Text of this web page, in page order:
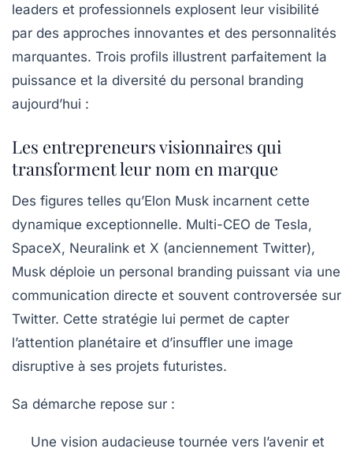
leaders et professionnels explosent leur visibilité
par des approches innovantes et des personnalités
marquantes. Trois profils illustrent parfaitement la
puissance et la diversité du personal branding
aujourd’hui :
Les entrepreneurs visionnaires qui
transforment leur nom en marque
Des figures telles qu’Elon Musk incarnent cette
dynamique exceptionnelle. Multi-CEO de Tesla,
SpaceX, Neuralink et X (anciennement Twitter),
Musk déploie un personal branding puissant via une
communication directe et souvent controversée sur
Twitter. Cette stratégie lui permet de capter
l’attention planétaire et d’insuffler une image
disruptive à ses projets futuristes.
Sa démarche repose sur :
Une vision audacieuse tournée vers l’avenir et